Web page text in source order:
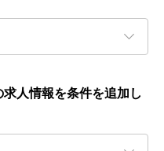
人情報を条件を追加し